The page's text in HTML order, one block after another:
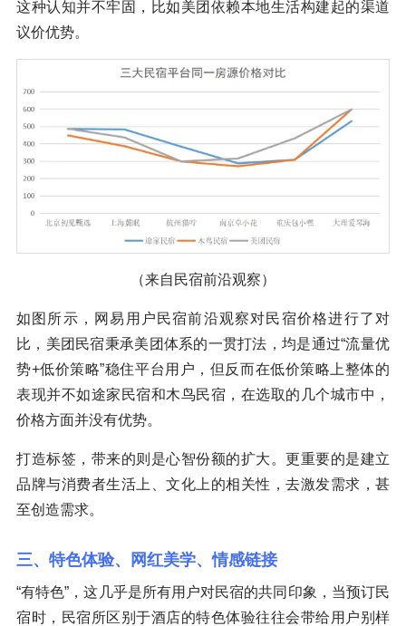
这种认知并不牢固，比如美团依赖本地生活构建起的渠道
议价优势。
（来自民宿前沿观察）
如图所示，网易用户民宿前沿观察对民宿价格进行了对
比，美团民宿秉承美团体系的一贯打法，均是通过“流量优
势+低价策略”稳住平台用户，但反而在低价策略上整体的
表现并不如途家民宿和木鸟民宿，在选取的几个城市中，
价格方面并没有优势。
打造标签，带来的则是心智份额的扩大。更重要的是建立
品牌与消费者生活上、文化上的相关性，去激发需求，甚
至创造需求。
三、特色体验、网红美学、情感链接
“有特色”，这几乎是所有用户对民宿的共同印象，当预订民
宿时，民宿所区别于酒店的特色体验往往会带给用户别样